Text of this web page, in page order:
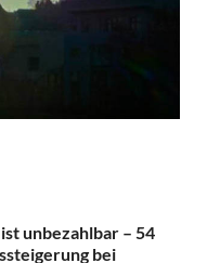
unbezahlbar – 54
bei